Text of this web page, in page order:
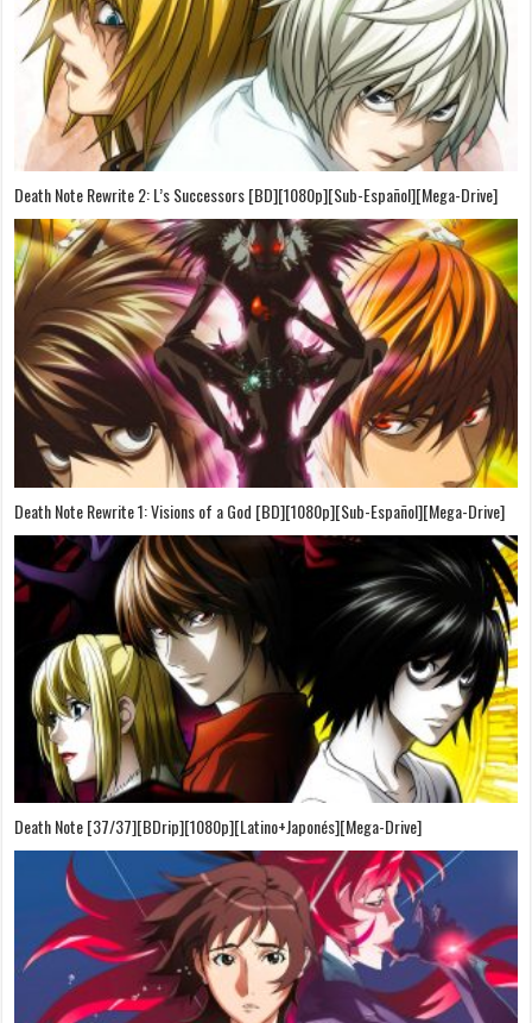
Death Note Rewrite 2: L’s Successors [BD][1080p][Sub-Español][Mega-Drive]
Death Note Rewrite 1: Visions of a God [BD][1080p][Sub-Español][Mega-Drive]
Death Note [37/37][BDrip][1080p][Latino+Japonés][Mega-Drive]